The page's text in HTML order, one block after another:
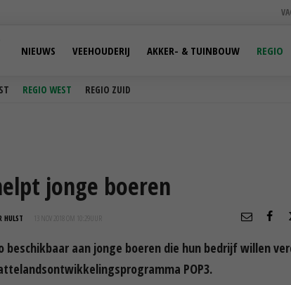
REGIO WEST REGIO ZUID
NIEUWS VEEHOUDERIJ AKKER- & TUINBOUW REGIO
jonge boeren
HULST 13 NOV 2018 OM 10:29
beschikbaar aan jonge boeren die hun bedrijf willen
POP3.